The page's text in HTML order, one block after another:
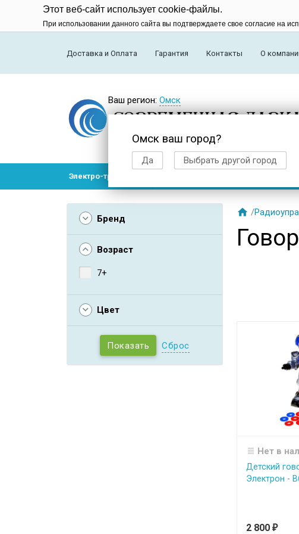
Этот веб-сайт использует cookie-файлы.
При использовании данного сайта вы подтверждаете свое согласие на
Доставка и Оплата Гарантия Контакты О
Ваш регион:Омск
Омск ваш город?
Да Выбрать другой город
Электро-транспорт
Бренд
Возраст
7+
Цвет
Сброс
 /
Нет в
Детский
Электрон -
2 800 ₽